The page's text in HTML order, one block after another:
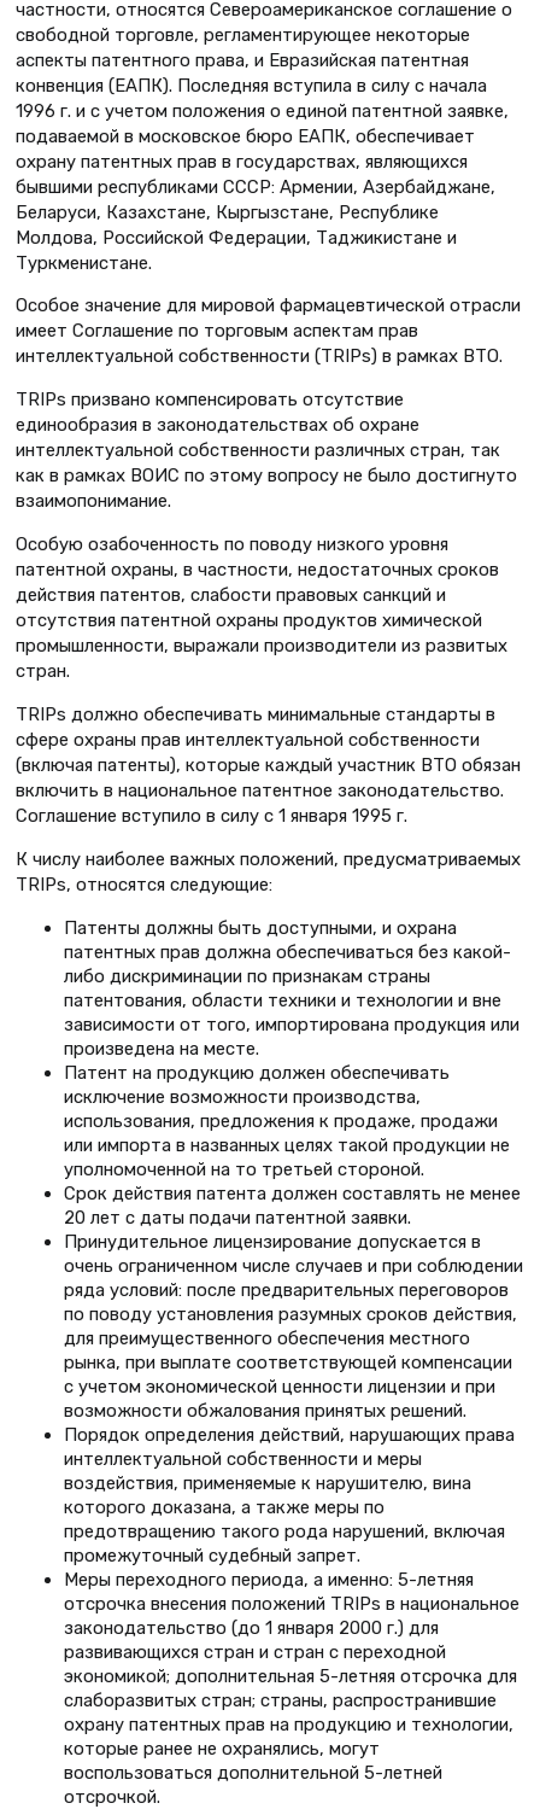
частности, относятся Североамериканское соглашение о
свободной торговле, регламентирующее некоторые
аспекты патентного права, и Евразийская патентная
конвенция (ЕАПК). Последняя вступила в силу с начала
1996 г. и с учетом положения о единой патентной заявке,
подаваемой в московское бюро ЕАПК, обеспечивает
охрану патентных прав в государствах, являющихся
бывшими республиками СССР: Армении, Азербайджане,
Беларуси, Казахстане, Кыргызстане, Республике
Молдова, Российской Федерации, Таджикистане и
Туркменистане.
Особое значение для мировой фармацевтической отрасли
имеет Соглашение по торговым аспектам прав
интеллектуальной собственности (TRIPs) в рамках ВТО.
TRIPs призвано компенсировать отсутствие
единообразия в законодательствах об охране
интеллектуальной собственности различных стран, так
как в рамках ВОИС по этому вопросу не было достигнуто
взаимопонимание.
Особую озабоченность по поводу низкого уровня
патентной охраны, в частности, недостаточных сроков
действия патентов, слабости правовых санкций и
отсутствия патентной охраны продуктов химической
промышленности, выражали производители из развитых
стран.
TRIPs должно обеспечивать минимальные стандарты в
сфере охраны прав интеллектуальной собственности
(включая патенты), которые каждый участник ВТО обязан
включить в национальное патентное законодательство.
Соглашение вступило в силу с 1 января 1995 г.
К числу наиболее важных положений, предусматриваемых
TRIPs, относятся следующие:
Патенты должны быть доступными, и охрана
патентных прав должна обеспечиваться без какой-
либо дискриминации по признакам страны
патентования, области техники и технологии и вне
зависимости от того, импортирована продукция или
произведена на месте.
Патент на продукцию должен обеспечивать
исключение возможности производства,
использования, предложения к продаже, продажи
или импорта в названных целях такой продукции не
уполномоченной на то третьей стороной.
Срок действия патента должен составлять не менее
20 лет с даты подачи патентной заявки.
Принудительное лицензирование допускается в
очень ограниченном числе случаев и при соблюдении
ряда условий: после предварительных переговоров
по поводу установления разумных сроков действия,
для преимущественного обеспечения местного
рынка, при выплате соответствующей компенсации
с учетом экономической ценности лицензии и при
возможности обжалования принятых решений.
Порядок определения действий, нарушающих права
интеллектуальной собственности и меры
воздействия, применяемые к нарушителю, вина
которого доказана, а также меры по
предотвращению такого рода нарушений, включая
промежуточный судебный запрет.
Меры переходного периода, а именно: 5-летняя
отсрочка внесения положений TRIPs в национальное
законодательство (до 1 января 2000 г.) для
развивающихся стран и стран с переходной
экономикой; дополнительная 5-летняя отсрочка для
слаборазвитых стран; страны, распространившие
охрану патентных прав на продукцию и технологии,
которые ранее не охранялись, могут
воспользоваться дополнительной 5-летней
отсрочкой.